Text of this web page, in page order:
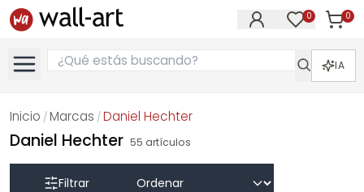
0 0
IA
Inicio / Marcas /Daniel Hechter
Daniel Hechter 55 artículos
Filtrar